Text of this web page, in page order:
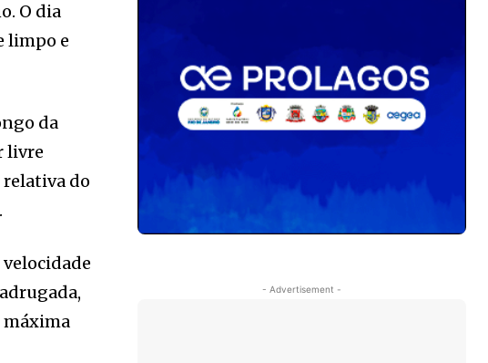
O dia
limpo e
da
livre
do
máxima
- Advertisement -